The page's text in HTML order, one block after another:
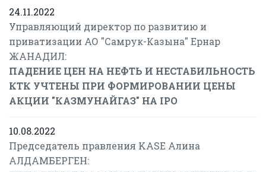
24.11.2022
Управляющий директор по развитию и
приватизации АО "Самрук-Казына" Ернар
ЖАНАДИЛ:
ПАДЕНИЕ ЦЕН НА НЕФТЬ И НЕСТАБИЛЬНОСТЬ
КТК УЧТЕНЫ ПРИ ФОРМИРОВАНИИ ЦЕНЫ
АКЦИИ "КАЗМУНАЙГАЗ" НА IPO
10.08.2022
Председатель правления KASE Алина
АЛДАМБЕРГЕН: